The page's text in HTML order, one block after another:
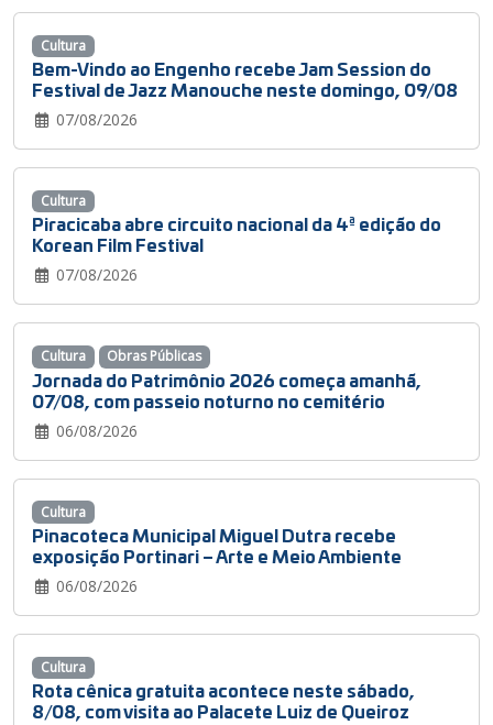
Bem-Vindo ao Engenho recebe Jam Session do
Festival de Jazz Manouche neste domingo, 09/08
07/08/2026
Cultura
Piracicaba abre circuito nacional da 4ª edição do
Korean Film Festival
07/08/2026
Cultura
Jornada do Patrimônio 2026 começa amanhã,
07/08, com passeio noturno no cemitério
06/08/2026
Cultura Obras Públicas
Pinacoteca Municipal Miguel Dutra recebe
exposição Portinari – Arte e Meio Ambiente
06/08/2026
Cultura
Rota cênica gratuita acontece neste sábado,
8/08, com visita ao Palacete Luiz de Queiroz
Cultura